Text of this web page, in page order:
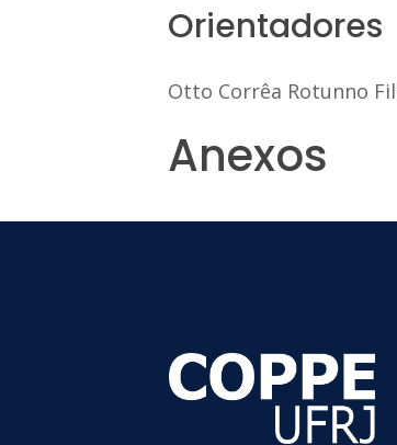
Orientadores
Otto Corrêa Rotunno
Anexos